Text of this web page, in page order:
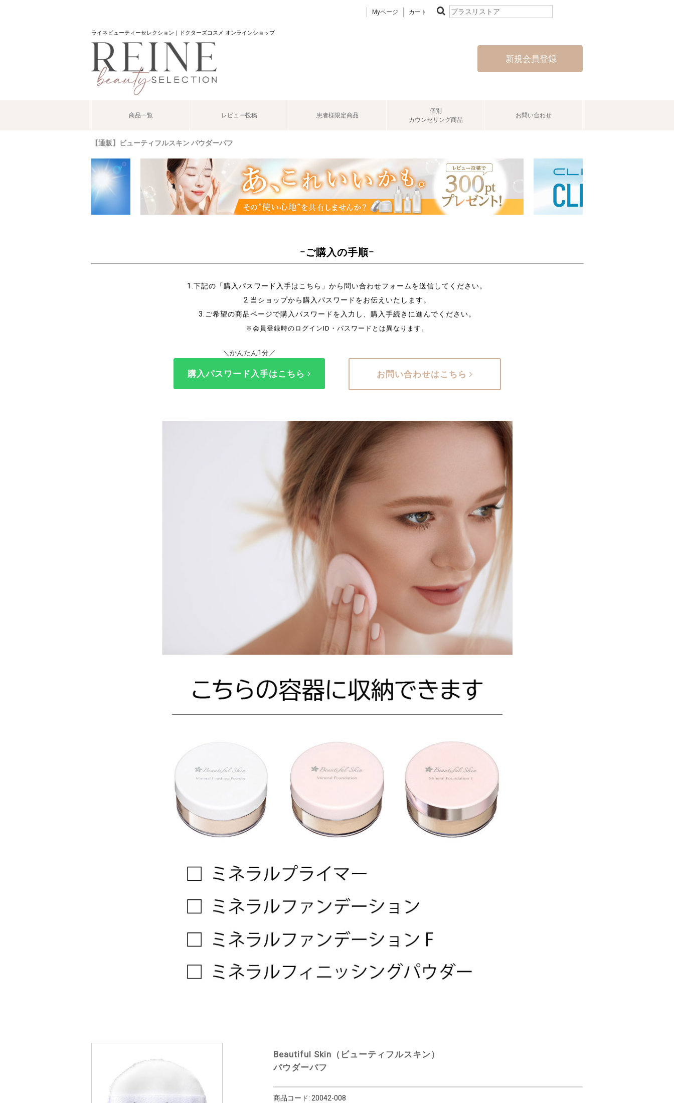
Myページ カート
ライネビューティーセレクション｜ドクターズコスメ オンラインショップ
新規会員登録
商品一覧 レビュー投稿 患者様限定商品
個別
カウンセリング商品
お問い合わせ
【通販】ビューティフルスキン パウダーパフ
ｰご購入の手順ｰ
1.下記の「購入パスワード入手はこちら」から問い合わせフォームを送信してください。
2.当ショップから購入パスワードをお伝えいたします。
3.ご希望の商品ページで購入パスワードを入力し、購入手続きに進んでください。
※会員登録時のログインID・パスワードとは異なります。
＼かんたん1分／
購入パスワード入手はこちら お問い合わせはこちら
Beautiful Skin（ビューティフルスキン）
パウダーパフ
商品コード: 20042-008